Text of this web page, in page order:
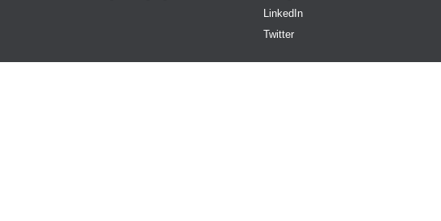
LinkedIn
Twitter